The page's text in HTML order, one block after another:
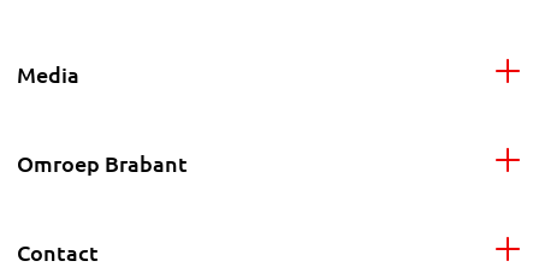
Media
Omroep Brabant
Contact